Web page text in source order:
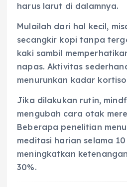
harus larut di dalamnya.
Mulailah dari hal kecil,
secangkir kopi tanpa
kaki sambil
napas. Aktivitas
menurunkan kadar
Jika dilakukan rutin,
mengubah cara otak
Beberapa penelitian
meditasi harian selama
meningkatkan
30%.